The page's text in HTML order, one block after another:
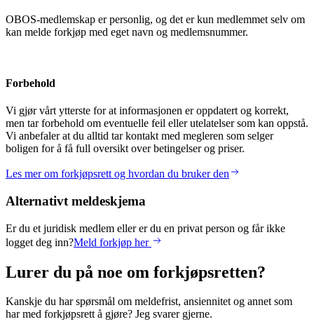
OBOS-medlemskap er personlig, og det er kun medlemmet selv om
kan melde forkjøp med eget navn og medlemsnummer.
Forbehold
Vi gjør vårt ytterste for at informasjonen er oppdatert og korrekt,
men tar forbehold om eventuelle feil eller utelatelser som kan oppstå.
Vi anbefaler at du alltid tar kontakt med megleren som selger
boligen for å få full oversikt over betingelser og priser.
Les mer om forkjøpsrett og hvordan du bruker den
Alternativt meldeskjema
Er du et juridisk medlem eller er du en privat person og får ikke
logget deg inn?Meld forkjøp her
Lurer du på noe om forkjøpsretten?
Kanskje du har spørsmål om meldefrist, ansiennitet og annet som
har med forkjøpsrett å gjøre? Jeg svarer gjerne.